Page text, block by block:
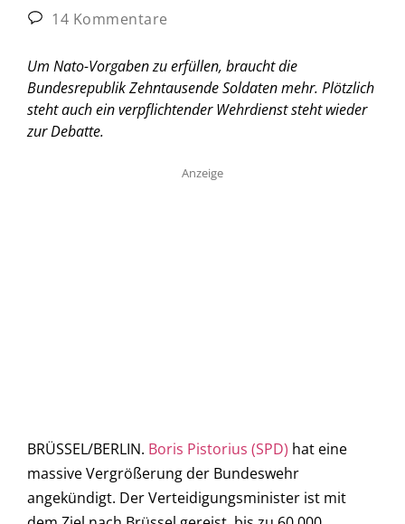
14 Kommentare
Um Nato-Vorgaben zu erfüllen, braucht die
Bundesrepublik Zehntausende Soldaten mehr. Plötzlich
steht auch ein verpflichtender Wehrdienst steht wieder
zur Debatte.
Anzeige
BRÜSSEL/BERLIN. Boris Pistorius (SPD) hat eine
massive Vergrößerung der Bundeswehr
angekündigt. Der Verteidigungsminister ist mit